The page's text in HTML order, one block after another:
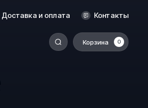
Доставка и оплата Контакты
Корзина 0
Оренбург
Пермь
Ростов-на-Дону